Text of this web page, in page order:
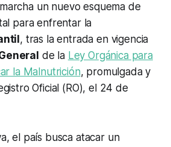
un nuevo esquema de
para enfrentar la
, tras la entrada en vigencia
de la Ley Orgánica para
la Malnutrición, promulgada y
Oficial (RO), el 24 de
el país busca atacar un